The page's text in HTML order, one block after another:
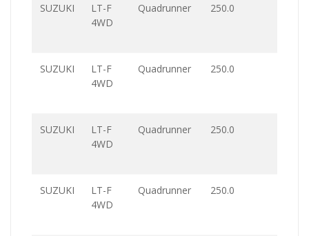
SUZUKI
LT-F
4WD
Quadrunner 250.0
SUZUKI
LT-F
4WD
Quadrunner 250.0
SUZUKI
LT-F
4WD
Quadrunner 250.0
SUZUKI
LT-F
4WD
Quadrunner 250.0